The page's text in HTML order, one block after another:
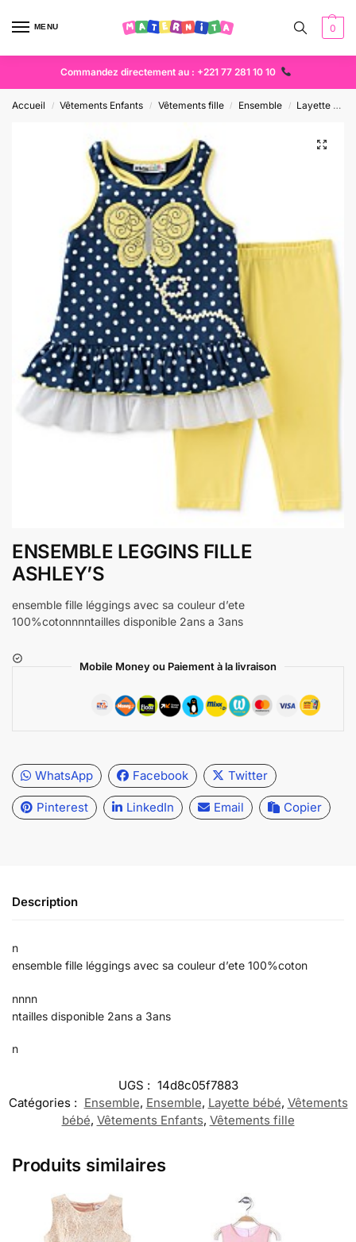
MENU 0
Commandez directement au : +221 77 281 10 10
Accueil / Vêtements Enfants / Vêtements fille / Ensemble / Layette bébé
ENSEMBLE LEGGINS FILLE
ASHLEY’S
ensemble fille léggings avec sa couleur d’ete
100%cotonnnntailles disponible 2ans a 3ans
Mobile Money ou Paiement à la livraison
WhatsApp Facebook Twitter
Pinterest LinkedIn Email Copier
Description
n
ensemble fille léggings avec sa couleur d’ete 100%coton
nnnn
ntailles disponible 2ans a 3ans
n
UGS : 14d8c05f7883
Catégories : Ensemble, Ensemble, Layette bébé, Vêtements
bébé, Vêtements Enfants, Vêtements fille
Produits similaires